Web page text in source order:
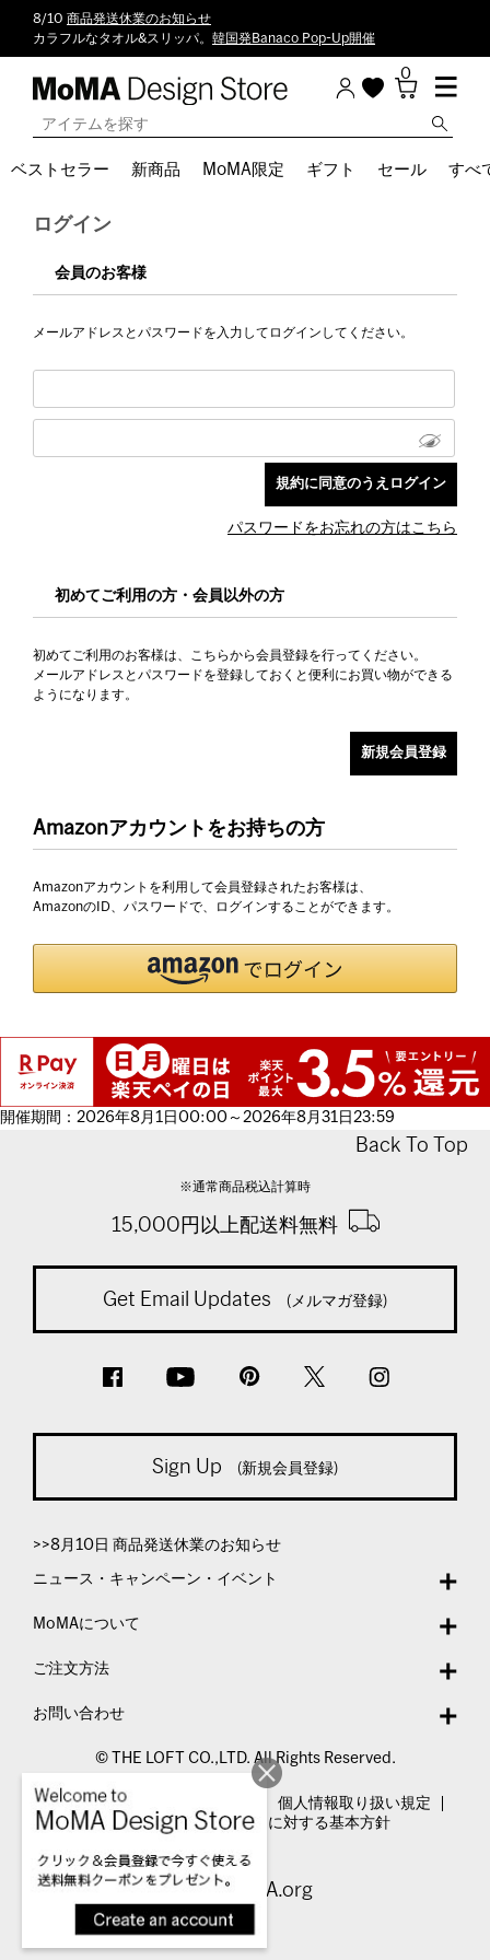
8/10 商品発送休業のお知らせ
カラフルなタオル&スリッパ。 韓国発Banaco Pop-Up開催
0
ベストセラー 新商品 MoMA限定 ギフト セール すべ
ログイン
会員のお客様
メールアドレスとパスワードを入力してログインしてください。
パスワードをお忘れの方はこちら
初めてご利用の方・会員以外の方
初めてご利用のお客様は、こちらから会員登録を行ってください。
メールアドレスとパスワードを登録しておくと便利にお買い物ができる
ようになります。
Amazonアカウントをお持ちの方
Amazonアカウントを利用して会員登録されたお客様は、
AmazonのID、パスワードで、ログインすることができます。
開催期間：2026年8月1日00:00～2026年8月31日23:59
Back To Top
※通常商品税込計算時
15,000円以上配送料無料
Get Email Updates (メルマガ登録)
Sign Up (新規会員登録)
>>8月10日 商品発送休業のお知らせ
ニュース・キャンペーン・イベント
MoMAについて
ご注文方法
お問い合わせ
© THE LOFT CO.,LTD. All Rights Reserved.
特定商取引法表示
個人情報取り扱い規定
カスタマーハラスメントに対する基本方針
Visit MoMA.org